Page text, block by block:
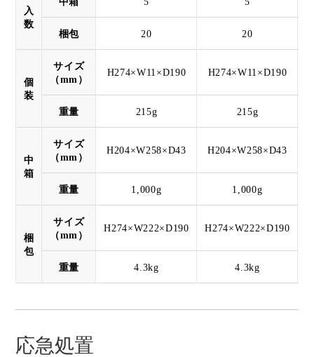
入
数
梱包 20 20
個
装
サイズ
（mm）
H274×W11×D190 H274×W11×D190
重量 215g 215g
中
箱
サイズ
（mm）
H204×W258×D43 H204×W258×D43
重量 1,000g 1,000g
梱
包
サイズ
（mm）
H274×W222×D190 H274×W222×D190
重量 4.3kg 4.3kg
応急処置